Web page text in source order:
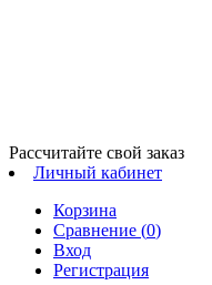
Рассчитайте свой заказ
Личный кабинет
Корзина
Сравнение (0)
Вход
Регистрация